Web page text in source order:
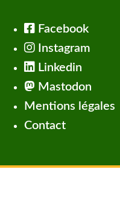
Facebook
Instagram
Linkedin
Mastodon
Mentions légales
Contact